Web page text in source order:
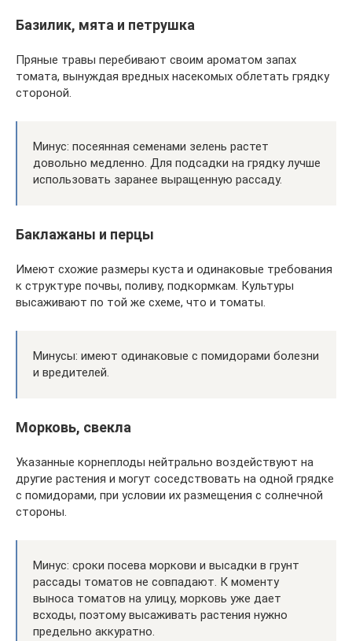
Базилик, мята и петрушка
Пряные травы перебивают своим ароматом запах
томата, вынуждая вредных насекомых облетать грядку
стороной.
Минус: посеянная семенами зелень растет
довольно медленно. Для подсадки на грядку лучше
использовать заранее выращенную рассаду.
Баклажаны и перцы
Имеют схожие размеры куста и одинаковые требования
к структуре почвы, поливу, подкормкам. Культуры
высаживают по той же схеме, что и томаты.
Минусы: имеют одинаковые с помидорами болезни
и вредителей.
Морковь, свекла
Указанные корнеплоды нейтрально воздействуют на
другие растения и могут соседствовать на одной грядке
с помидорами, при условии их размещения с солнечной
стороны.
Минус: сроки посева моркови и высадки в грунт
рассады томатов не совпадают. К моменту
выноса томатов на улицу, морковь уже дает
всходы, поэтому высаживать растения нужно
предельно аккуратно.